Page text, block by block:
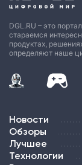
DGL.RU – это
стараемся
продуктах,
определяют наше
Новости
Обзоры
Лучшее
Технологии